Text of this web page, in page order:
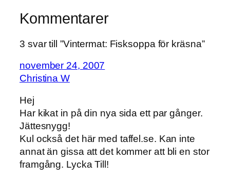
Kommentarer
3 svar till ”Vintermat: Fisksoppa för kräsna”
november 24, 2007
Christina W
Hej
Har kikat in på din nya sida ett par gånger.
Jättesnygg!
Kul också det här med taffel.se. Kan inte
annat än gissa att det kommer att bli en stor
framgång. Lycka Till!